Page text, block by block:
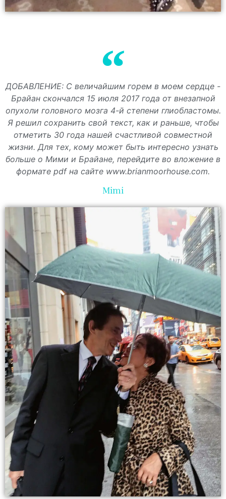
ДОБАВЛЕНИЕ: С величайшим горем в моем сердце -
Брайан скончался 15 июля 2017 года от внезапной
опухоли головного мозга 4-й степени глиобластомы.
Я решил сохранить свой текст, как и раньше, чтобы
отметить 30 года нашей счастливой совместной
жизни. Для тех, кому может быть интересно узнать
больше о Мими и Брайане, перейдите во вложение в
формате pdf на сайте www.brianmoorhouse.com.
Mimi